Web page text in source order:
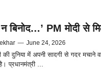
बिनोद…’ PM मोदी से
— June 24, 2026
की दुनिया में अपनी सादगी से गदर मचाने
प्रधानमंत्री ...